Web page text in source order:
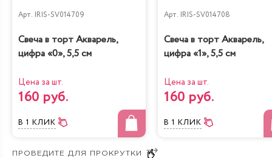
изделия «Iris Delicia»:
Позвоните на номер телефона — 7 (495) 636 2932.
Нажмите на строку «Заказать обратный звонок» —
Напишите нам в Telegram — @irisdelicia
Подробные консультации даются бесплатно, не
обязывают к заказу.
Арт. IRIS-SV014709
Свеча в торт Акварель,
цифра «0», 5,5 см
Цена за шт.
160 руб.
В 1 КЛИК
Арт. IRIS-SV014708
Свеча в торт Акварель,
цифра «1», 5,5 см
Цена за шт.
160 руб.
В 1 КЛИК